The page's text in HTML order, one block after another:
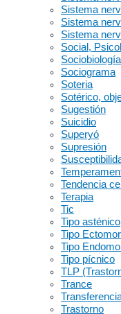
Sistema
Sistema
Sistema
Social,
Sociobiología
Sociograma
Soteria
Sotérico,
Sugestión
Suicidio
Superyó
Supresión
Tendencia
Terapia
Tic
Tipo asténico
Tipo
Tipo
Tipo pícnico
TLP
Trance
Trastorno